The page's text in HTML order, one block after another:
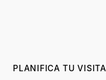
PLANIFICA TU VISITA